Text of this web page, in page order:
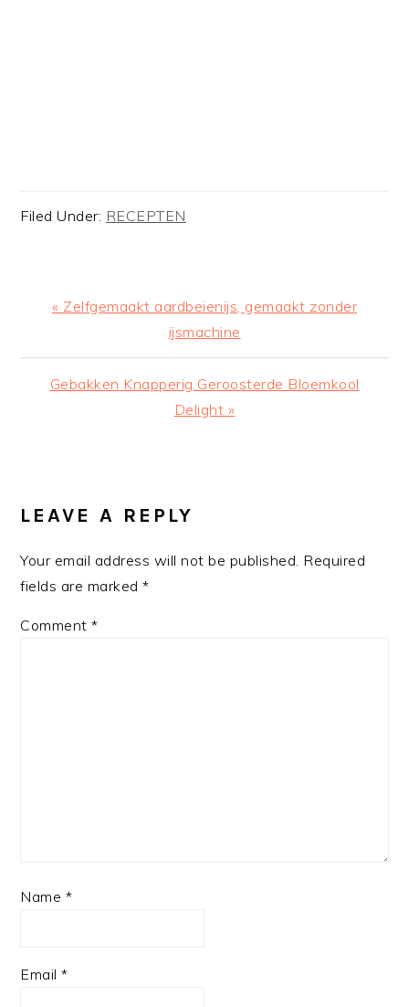
Filed Under: RECEPTEN
Previous
« Zelfgemaakt aardbeienijs, gemaakt zonder
ijsmachine
Next
Gebakken Knapperig Geroosterde Bloemkool
Delight »
INTERACTIONS
LEAVE A REPLY
Your email address will not be published. Required
fields are marked*
Comment*
Name *
Email*